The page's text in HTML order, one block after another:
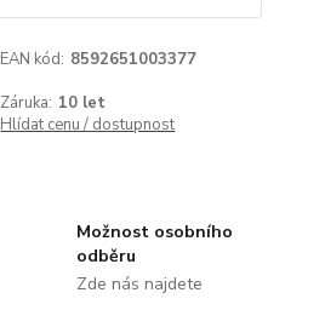
EAN kód: 8592651003377
Záruka: 10 let
Hlídat cenu / dostupnost
Možnost osobního
odběru
Zde nás najdete